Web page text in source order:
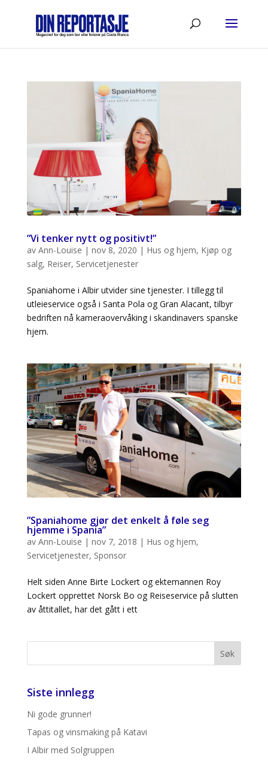
”Vi tenker nytt og positivt!”
av Ann-Louise | nov 8, 2020 | Hus og hjem, Kjøp og
salg, Reiser, Servicetjenester
Spaniahome i Albir utvider sine tjenester. I tillegg til
utleieservice også i Santa Pola og Gran Alacant, tilbyr
bedriften nå kameraovervåking i skandinavers spanske
hjem.
”Spaniahome gjør det enkelt å føle seg
hjemme i Spania”
av Ann-Louise | nov 7, 2018 | Hus og hjem,
Servicetjenester, Sponsor
Helt siden Anne Birte Lockert og ektemannen Roy
Lockert opprettet Norsk Bo og Reiseservice på slutten
av åttitallet, har det gått i ett
Siste innlegg
Ni gode grunner!
Tapas og vinsmaking på Katavi
I Albir med Solgruppen